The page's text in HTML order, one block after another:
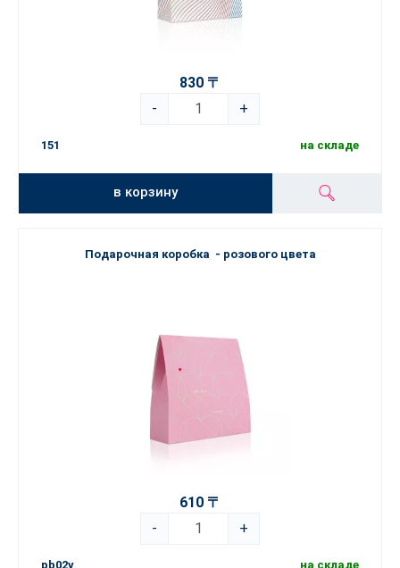
830 〒
-
+
151 на складе
в корзину
Подарочная коробка - розового цвета
610 〒
-
+
pb02v на складе